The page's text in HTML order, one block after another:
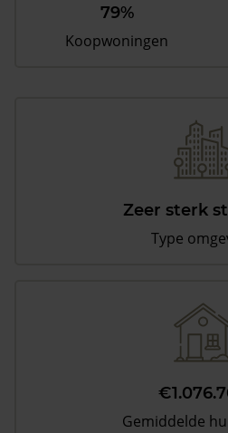
79%
Koopwoningen
Zeer sterk
Type
Gemiddelde